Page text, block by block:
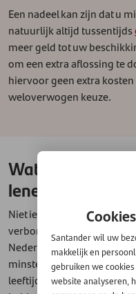
Een nadeel kan zijn dat u
natuurlijk altijd tussentijds
meer geld tot uw
om een extra aflossing te
hiervoor geen extra
weloverwogen keuze.
Wat zijn de
lenen van geld?
Niet iedereen kan zomaar
verbonden die belangrijk
Nederland wonen, over
minstens achttien jaar zijn,
leeftijd af kunnen lossen
Santander wil uw
makkelijk en
gebruiken we
website analyseren,